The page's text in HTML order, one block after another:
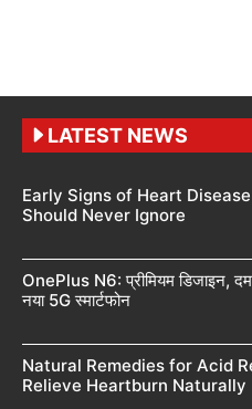
LATEST NEWS
Early Signs of Heart
Should Never Ignore
OnePlus N6: प्रीमियम डिजाइन,
नया 5G स्मार्टफोन
Natural Remedies for Acid
Relieve Heartburn Naturally